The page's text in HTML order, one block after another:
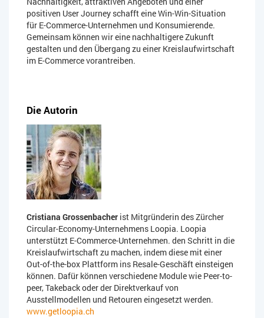
positiven User Journey schafft eine Win-Win-Situation
für E-Commerce-Unternehmen und Konsumierende.
Gemeinsam können wir eine nachhaltigere Zukunft
gestalten und den Übergang zu einer Kreislaufwirtschaft
im E-Commerce vorantreiben.
Die Autorin
Cristiana Grossenbacher ist Mitgründerin des Zürcher
Circular-Economy-Unternehmens Loopia. Loopia
unterstützt E-Commerce-Unternehmen. den Schritt in die
Kreislaufwirtschaft zu machen, indem diese mit einer
Out-of-the-box Plattform ins Resale-Geschäft einsteigen
können. Dafür können verschiedene Module wie Peer-to-
peer, Takeback oder der Direktverkauf von
Ausstellmodellen und Retouren eingesetzt werden.
www.getloopia.ch